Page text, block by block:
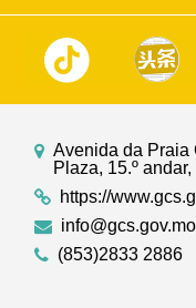
Avenida da Praia
Plaza, 15.º
https://
info@gcs.gov.mo
(853)2833 2886